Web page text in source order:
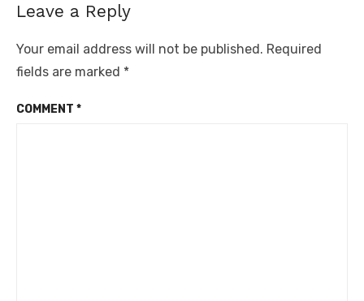
Leave a Reply
Your email address will not be published. Required
fields are marked *
COMMENT *